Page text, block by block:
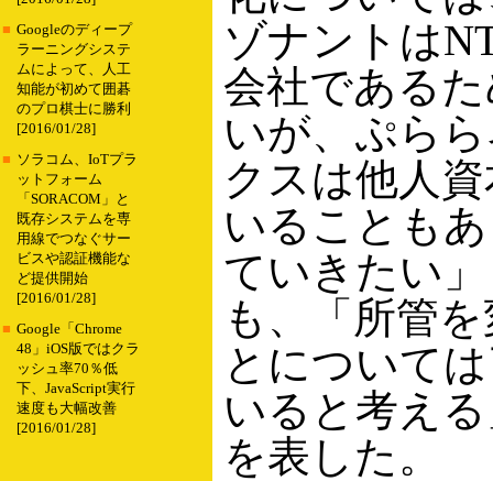
■ Googleのディープ
ラーニングシステ
ムによって、人工
知能が初めて囲碁
のプロ棋士に勝利
[2016/01/28]
■ ソラコム、IoTプラ
ットフォーム
「SORACOM」と
既存システムを専
用線でつなぐサー
ビスや認証機能な
ど提供開始
[2016/01/28]
■ Google「Chrome
48」iOS版ではクラ
ッシュ率70％低
下、JavaScript実行
速度も大幅改善
[2016/01/28]
ゾナントは
会社である
いが、ぷら
クスは他人
いることも
ていきたい
も、「所管
とについて
いると考え
を表した。